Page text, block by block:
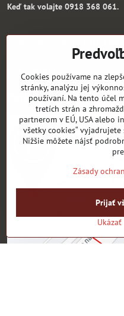
Keď tak volajte 0918 368 061.
Informácie
Parkovanie pred
Cookies používame na
stránky, analýzu jej
používaní. Na tento účel
tretích strán a
partnerom v EÚ, USA alebo
všetky cookies“
Nižšie môžete nájsť
Zásady
Prijať